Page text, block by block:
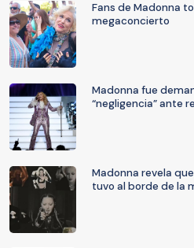
Fans de Madonna
megaconcierto
Madonna fue
“negligencia” ante
Madonna revela
tuvo al borde de la